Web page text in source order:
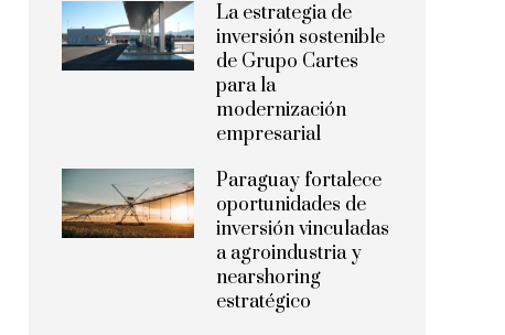
La estrategia de
inversión sostenible
de Grupo Cartes
para la
modernización
empresarial
Paraguay fortalece
oportunidades de
inversión vinculadas
a agroindustria y
nearshoring
estratégico